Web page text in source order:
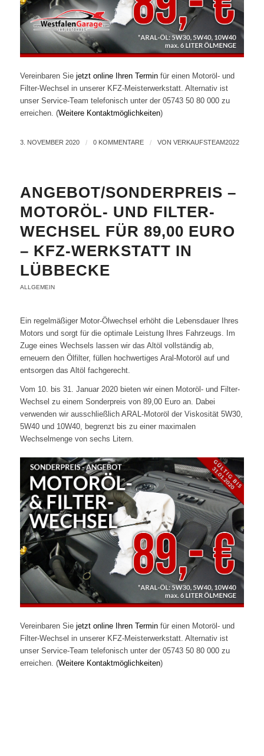
Vereinbaren Sie jetzt online Ihren Terminfür einen Motoröl- und
Filter-Wechsel in unserer KFZ-Meisterwerkstatt. Alternativ ist
unser Service-Team telefonisch unter der 05743 50 80 000 zu
erreichen. (Weitere Kontaktmöglichkeiten)
3. NOVEMBER 2020 / 0 KOMMENTARE / VON VERKAUFSTEAM2022
ANGEBOT/SONDERPREIS –
MOTORÖL- UND FILTER-
WECHSEL FÜR 89,00 EURO
– KFZ-WERKSTATT IN
LÜBBECKE
ALLGEMEIN
Ein regelmäßiger Motor-Ölwechsel erhöht die Lebensdauer Ihres
Motors und sorgt für die optimale Leistung Ihres Fahrzeugs. Im
Zuge eines Wechsels lassen wir das Altöl vollständig ab,
erneuern den Ölfilter, füllen hochwertiges Aral-Motoröl auf und
entsorgen das Altöl fachgerecht.
Vom 10. bis 31. Januar 2020 bieten wir einen Motoröl- und Filter-
Wechsel zu einem Sonderpreis von 89,00 Euro an. Dabei
verwenden wir ausschließlich ARAL-Motoröl der Viskosität 5W30,
5W40 und 10W40, begrenzt bis zu einer maximalen
Wechselmenge von sechs Litern.
Vereinbaren Sie jetzt online Ihren Terminfür einen Motoröl- und
Filter-Wechsel in unserer KFZ-Meisterwerkstatt. Alternativ ist
unser Service-Team telefonisch unter der 05743 50 80 000 zu
erreichen. (Weitere Kontaktmöglichkeiten)